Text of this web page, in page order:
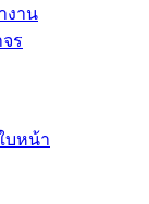
งาน
ร
บหน้า